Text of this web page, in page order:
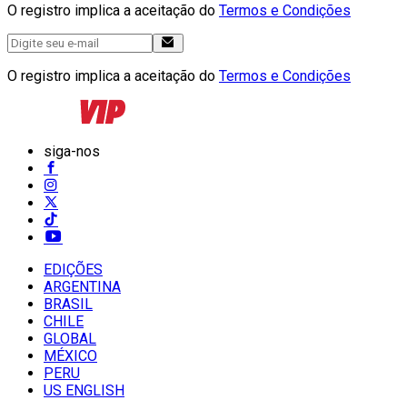
O registro implica a aceitação do Termos e Condições
O registro implica a aceitação do Termos e Condições
siga-nos
EDIÇÕES
ARGENTINA
BRASIL
CHILE
GLOBAL
MÉXICO
PERU
US ENGLISH